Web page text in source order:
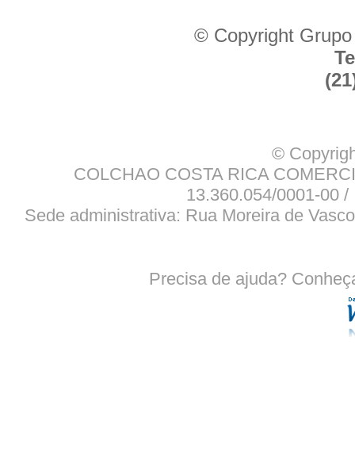
© Copyright
©
COLCHAO COSTA RICA
13.360.054/0001-00
Sede administrativa: Rua Moreira de
Precisa de ajuda?